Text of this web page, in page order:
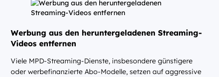
Werbung aus den heruntergeladenen Streaming-
Videos entfernen
Viele MPD-Streaming-Dienste, insbesondere günstigere
oder werbefinanzierte Abo-Modelle, setzen auf aggressive